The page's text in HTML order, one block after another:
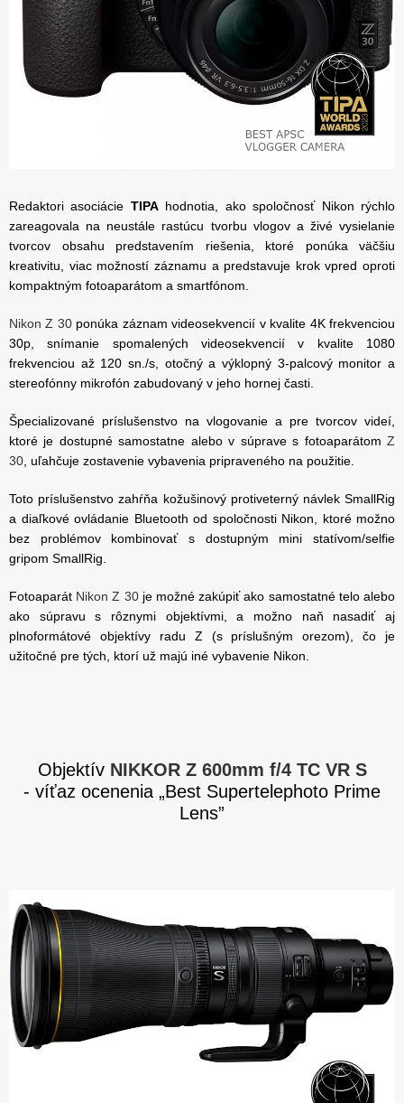
Redaktori asociácie TIPAhodnotia, ako spoločnosť Nikon rýchlo
zareagovala na neustále rastúcu tvorbu vlogov a živé vysielanie
tvorcov obsahu predstavením riešenia, ktoré ponúka väčšiu
kreativitu, viac možností záznamu a predstavuje krok vpred oproti
kompaktným fotoaparátom a smartfónom.
Nikon Z 30ponúka záznam videosekvencií v kvalite 4K frekvenciou
30p, snímanie spomalených videosekvencií v kvalite 1080
frekvenciou až 120 sn./s, otočný a výklopný 3-palcový monitor a
stereofónny mikrofón zabudovaný v jeho hornej časti.
Špecializované príslušenstvo na vlogovanie a pre tvorcov videí,
ktoré je dostupné samostatne alebo v súprave s fotoaparátom Z
30 , uľahčuje zostavenie vybavenia pripraveného na použitie.
Toto príslušenstvo zahŕňa kožušinový protiveterný návlek SmallRig
a diaľkové ovládanie Bluetooth od spoločnosti Nikon, ktoré možno
bez problémov kombinovať s dostupným mini statívom/selfie
gripom SmallRig.
Fotoaparát Nikon Z 30je možné zakúpiť ako samostatné telo alebo
ako súpravu s rôznymi objektívmi, a možno naň nasadiť aj
plnoformátové objektívy radu Z (s príslušným orezom), čo je
užitočné pre tých, ktorí už majú iné vybavenie Nikon.
Objektív NIKKOR Z 600mm f/4 TC VR S
- víťaz ocenenia „Best Supertelephoto Prime
Lens”